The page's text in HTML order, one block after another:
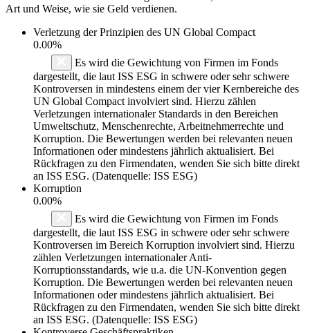
Art und Weise, wie sie Geld verdienen.
Verletzung der Prinzipien des UN Global Compact
0.00%
Es wird die Gewichtung von Firmen im Fonds
dargestellt, die laut ISS ESG in schwere oder sehr schwere
Kontroversen in mindestens einem der vier Kernbereiche des
UN Global Compact involviert sind. Hierzu zählen
Verletzungen internationaler Standards in den Bereichen
Umweltschutz, Menschenrechte, Arbeitnehmerrechte und
Korruption. Die Bewertungen werden bei relevanten neuen
Informationen oder mindestens jährlich aktualisiert. Bei
Rückfragen zu den Firmendaten, wenden Sie sich bitte direkt
an ISS ESG. (Datenquelle: ISS ESG)
Korruption
0.00%
Es wird die Gewichtung von Firmen im Fonds
dargestellt, die laut ISS ESG in schwere oder sehr schwere
Kontroversen im Bereich Korruption involviert sind. Hierzu
zählen Verletzungen internationaler Anti-
Korruptionsstandards, wie u.a. die UN-Konvention gegen
Korruption. Die Bewertungen werden bei relevanten neuen
Informationen oder mindestens jährlich aktualisiert. Bei
Rückfragen zu den Firmendaten, wenden Sie sich bitte direkt
an ISS ESG. (Datenquelle: ISS ESG)